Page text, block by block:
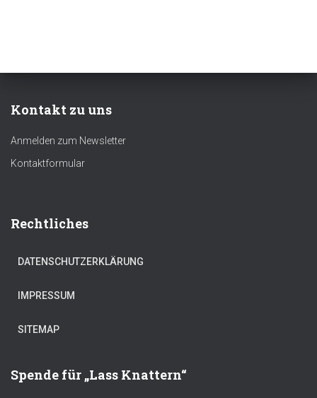
Kontakt zu uns
Anmelden zum Newsletter
Kontaktformular
Rechtliches
DATENSCHUTZERKLÄRUNG
IMPRESSUM
SITEMAP
Spende für „Lass Knattern“